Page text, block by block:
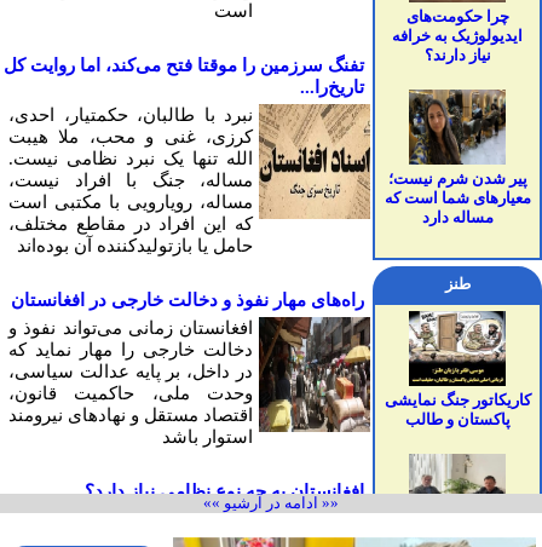
چرا حکومت‌های
ایدیولوژیک به خرافه
نیاز دارند؟
پیر شدن شرم نیست؛
معیارهای شما است که
مساله دارد
طنز
کاریکاتور جنگ نمایشی
پاکستان و طالب
درد دل یونس قانونی با
است
تفنگ سرزمین را موقتا فتح می‌کند، اما روایت کل
تاریخ‌را...
نبرد با طالبان، حکمتیار، احدی،
کرزی، غنی و محب، ملا هیبت
الله تنها یک نبرد نظامی نیست.
مساله، جنگ با افراد نیست،
مساله، رویارویی با مکتبی است
که این افراد در مقاطع مختلف،
حامل یا بازتولیدکننده آن بوده‌اند
راه‌های مهار نفوذ و دخالت خارجی در افغانستان
افغانستان زمانی می‌تواند نفوذ و
دخالت خارجی را مهار نمايد كه
در داخل، بر پایه عدالت سیاسی،
وحدت ملی، حاکمیت قانون،
اقتصاد مستقل و نهادهای نیرومند
استوار باشد
افغانستان به چه نوع نظامی نیاز دارد؟
دین می‌تواند سرچشمه ایمان،
معنا، اخلاق، همبستگی و آرامش
«« ادامه در آرشیو »»